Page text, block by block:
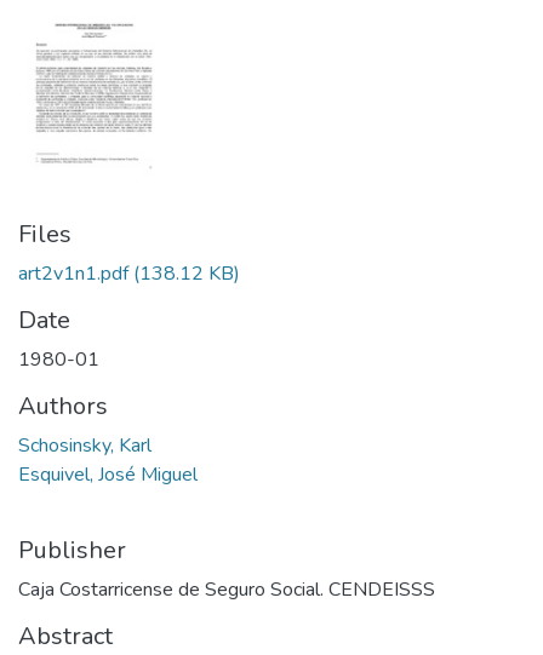
Files
art2v1n1.pdf(138.12 KB)
Date
1980-01
Authors
Schosinsky, Karl
Esquivel, José Miguel
Publisher
Caja Costarricense de Seguro Social. CENDEISSS
Abstract